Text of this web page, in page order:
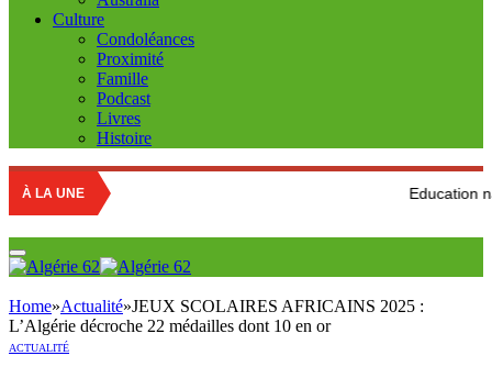
Culture
Condoléances
Proximité
Famille
Podcast
Livres
Histoire
À LA UNE Education nationale :
Home»Actualité»JEUX SCOLAIRES AFRICAINS 2025 :
L’Algérie décroche 22 médailles dont 10 en or
ACTUALITÉ